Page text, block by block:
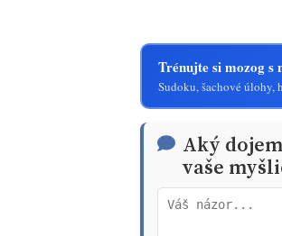
Trénujte si mozog s
Sudoku, šachové úlohy,
Aký
vaše